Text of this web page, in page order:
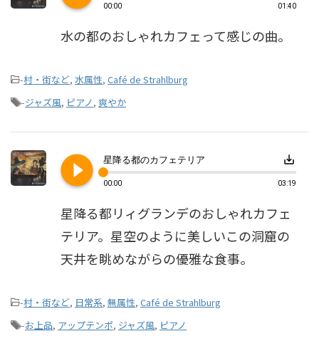
00:00 01:40
水の都のおしゃれカフェって感じの曲。
-村・街など, 水属性, Café de Strahlburg
-ジャズ風, ピアノ, 爽やか
play_circle_filled 星降る都のカフェテリア save_alt
00:00 03:19
星降る都リィグランデのおしゃれカフェ
テリア。星空のように美しいこの洞窟の
天井を眺めながらの優雅な食事。
-村・街など, 日常系, 無属性, Café de Strahlburg
-お上品, アップテンポ, ジャズ風, ピアノ